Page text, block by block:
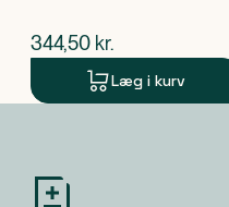
$nuværende pris
344,50 kr.
Læg i kurv